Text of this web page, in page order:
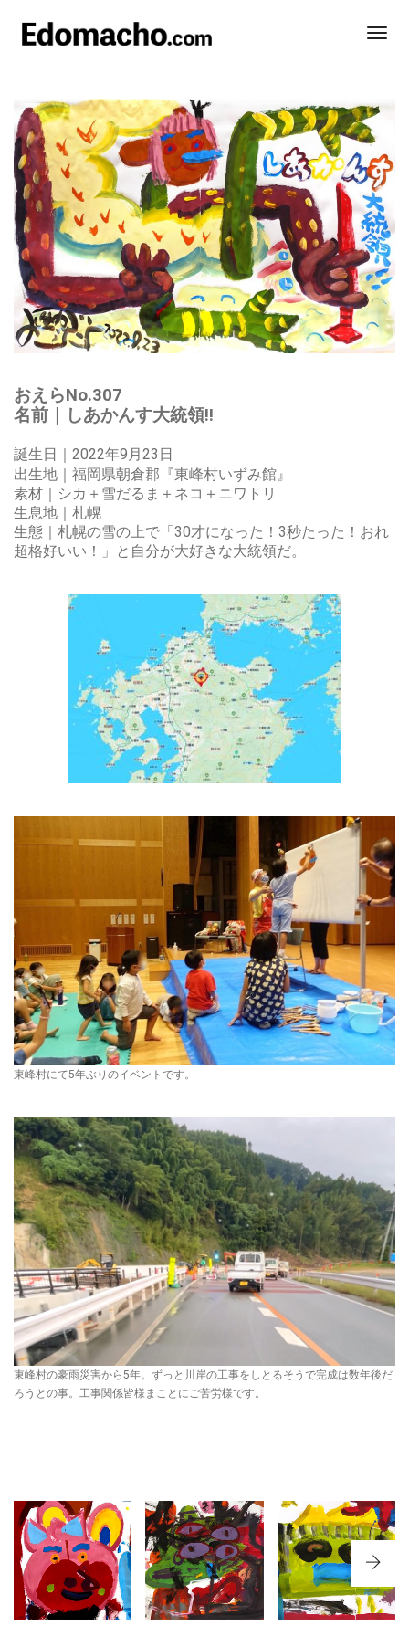
おえらNo.307
名前｜しあかんす大統領‼︎
誕生日｜2022年9月23日
出生地｜福岡県朝倉郡『東峰村いずみ館』
素材｜シカ＋雪だるま＋ネコ＋ニワトリ
生息地｜札幌
生態｜札幌の雪の上で「30才になった！3秒たった！おれ
超格好いい！」と自分が大好きな大統領だ。
東峰村にて5年ぶりのイベントです。
東峰村の豪雨災害から5年。ずっと川岸の工事をしとるそうで完成は数年後だ
ろうとの事。工事関係皆様まことにご苦労様です。
NO.342 宮
崎県『えび
の市民図書
館』
PICTURE
NO.349 佐
賀県武雄市
『武雄市図
書館』
PICTURE
NO.321 熊
本県菊池市
『泗水小学
校』
PICTURE